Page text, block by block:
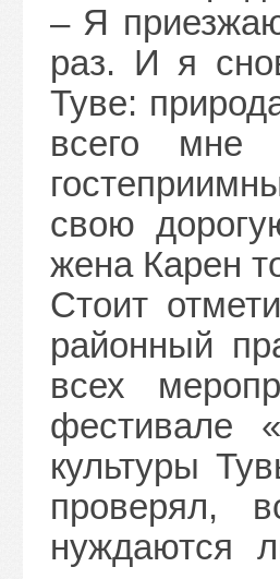
– Я
раз. И я
Туве:
всего
свою
жена Карен
Стоит
районный
всех
фестивале
культуры
проверял,
нуждаются